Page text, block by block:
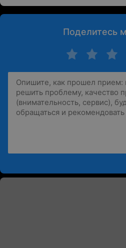
Поделитесь